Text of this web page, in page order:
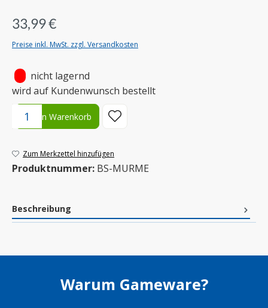
33,99 €
Preise inkl. MwSt. zzgl. Versandkosten
nicht lagernd
wird auf Kundenwunsch bestellt
Produkt Anzahl: Gib den gewünschten Wert ein oder benutze
In den Warenkorb
Zum Merkzettel hinzufügen
Produktnummer: BS-MURME
Beschreibung
Warum Gameware?